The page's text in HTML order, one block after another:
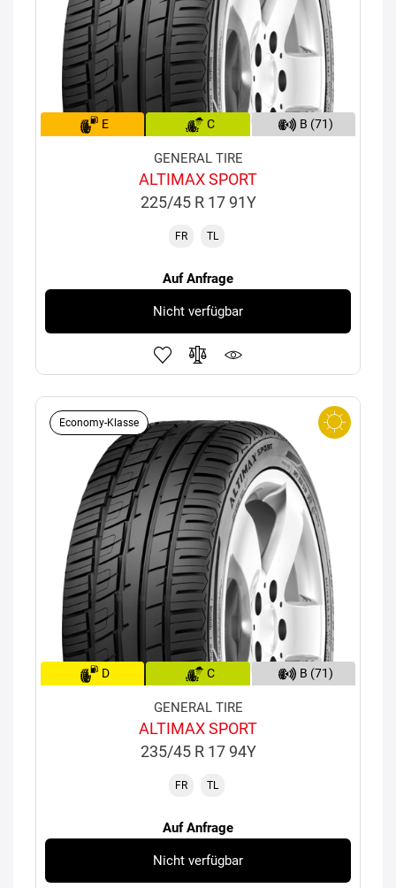
E C B (71)
GENERAL TIRE
ALTIMAX SPORT
225/45 R 17 91Y
FR TL
Auf Anfrage
Nicht verfügbar
Economy-Klasse
D C B (71)
GENERAL TIRE
ALTIMAX SPORT
235/45 R 17 94Y
FR TL
Auf Anfrage
Nicht verfügbar